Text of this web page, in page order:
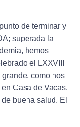
de terminar y
superada la
hemos
el LXXVIII
como nos
Casa de Vacas.
buena salud. El